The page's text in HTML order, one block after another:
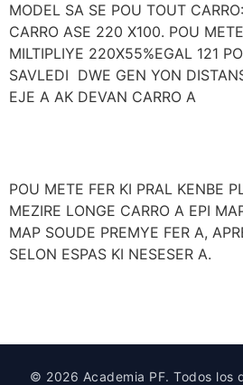
MODEL SA SE POU TOUT
CARRO ASE 220 X100. POU
MILTIPLIYE 220X55%EGAL 121
SAVLEDI DWE GEN YON
EJE A AK DEVAN CARRO A
POU METE FER KI PRAL KENBE
MEZIRE LONGE CARRO A EPI
MAP SOUDE PREMYE FER A,
SELON ESPAS KI NESESER A.
© 2026 Academia PF. Todos los